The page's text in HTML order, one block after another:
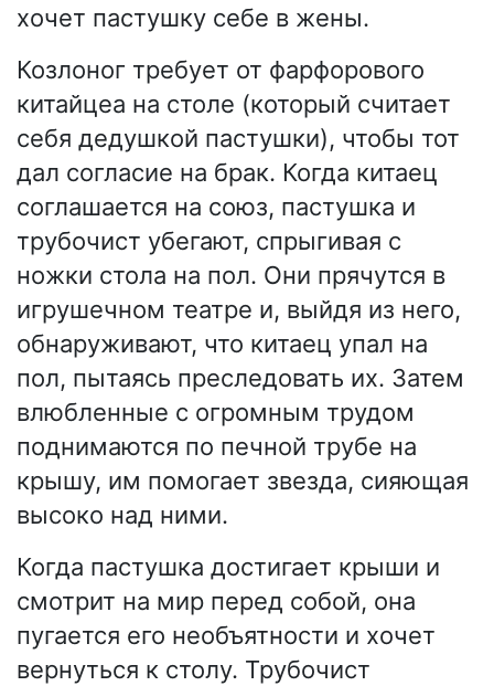
хочет пастушку себе в жены.
Козлоног требует от фарфорового
китайцеа на столе (который считает
себя дедушкой пастушки), чтобы тот
дал согласие на брак. Когда китаец
соглашается на союз, пастушка и
трубочист убегают, спрыгивая с
ножки стола на пол. Они прячутся в
игрушечном театре и, выйдя из него,
обнаруживают, что китаец упал на
пол, пытаясь преследовать их. Затем
влюбленные с огромным трудом
поднимаются по печной трубе на
крышу, им помогает звезда, сияющая
высоко над ними.
Когда пастушка достигает крыши и
смотрит на мир перед собой, она
пугается его необъятности и хочет
вернуться к столу. Трубочист